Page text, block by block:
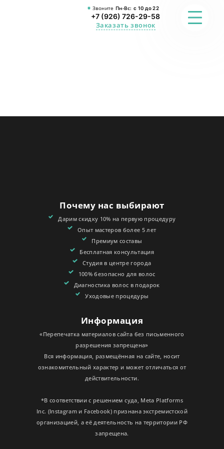
Звоните Пн-Вс:с 10 до 22
+7 (926) 726-29-58
Заказать звонок
КОНТАКТЫПочему нас выбирают
Дарим скидку 10% на первую процедуру
Опыт мастеров более 5 лет
Премиум составы
Бесплатная консультация
Студия в центре города
100% безопасно для волос
Диагностика волос в подарок
Уходовые процедуры
Информация
«Перепечатка материалов сайта без письменного
разрешения запрещена»
Вся информация, размещённая на сайте, носит
ознакомительный характер и может отличаться от
действительности.
*В соответствии с решением суда, Meta Platforms
Inc. (Instagram и Facebook) признана экстремистской
организацией, а её деятельность на территории РФ
запрещена.